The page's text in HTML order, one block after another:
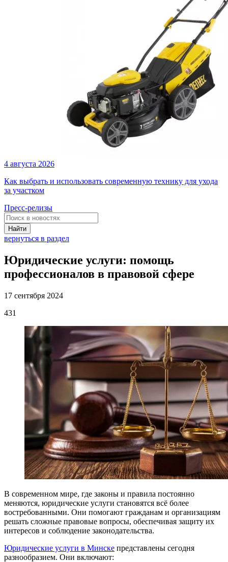
4 августа 2026
Как выбрать и использовать современную технику для ухода
за участком
Пресс-релизы
Найти
вернуться в раздел
Юридические услуги: помощь
профессионалов в правовой сфере
17 сентября 2024
431
В современном мире, где законы и правила постоянно
меняются, юридические услуги становятся всё более
востребованными. Они помогают гражданам и организациям
решать сложные правовые вопросы, обеспечивая защиту их
интересов и соблюдение законодательства.
Юридические услуги в Минске представлены сегодня
разнообразием. Они включают: